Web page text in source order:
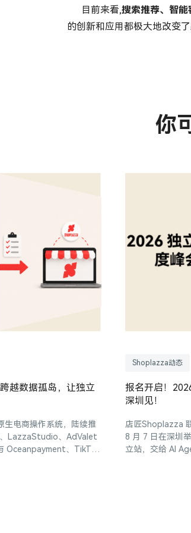
目前来看,搜索推荐、智
的创新和应用都极大地改变
你
越数据孤岛，让独立
生电商操作系统，陆续推
LazzaStudio、AdValet
Oceanpayment、TikTok
Shoplazza动态
报名开启！
深圳见！
店匠Shoplazza
8 月 7 日在深圳
立站，交给 AI